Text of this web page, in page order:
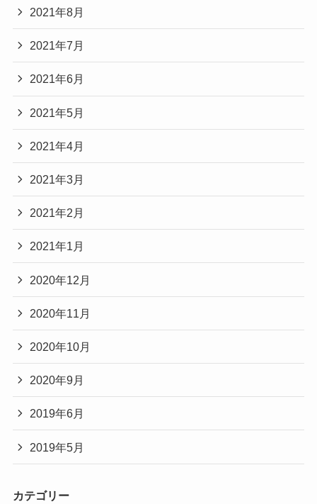
2021年8月
2021年7月
2021年6月
2021年5月
2021年4月
2021年3月
2021年2月
2021年1月
2020年12月
2020年11月
2020年10月
2020年9月
2019年6月
2019年5月
カテゴリー